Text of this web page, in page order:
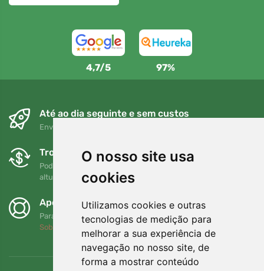
O nosso site usa
cookies
Utilizamos cookies e outras
tecnologias de medição para
melhorar a sua experiência de
navegação no nosso site, de
forma a mostrar conteúdo
4,7/5 97%
Até ao dia seguinte e sem custos
Envio gratuito para encomendas superiores a 80 EUR
Trocas e devoluções gratuitas
Pode devolver ou trocar a sua encomenda em qualquer
altura no prazo de 90 dias
Apoiamos a Trees.org
Para cada encomenda plantamos uma árvore! Leia mais
Sobre nós